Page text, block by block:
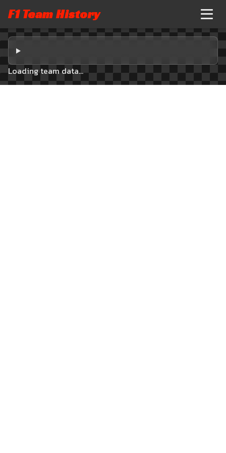
F1 Team History
Loading team data...